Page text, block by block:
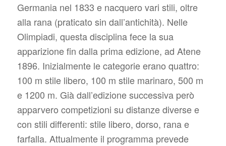
Germania nel 1833 e nacquero vari stili, oltre
alla rana (praticato sin dall’antichità). Nelle
Olimpiadi, questa disciplina fece la sua
apparizione fin dalla prima edizione, ad Atene
1896. Inizialmente le categorie erano quattro:
100 m stile libero, 100 m stile marinaro, 500 m
e 1200 m. Già dall’edizione successiva però
apparvero competizioni su distanze diverse e
con stili differenti: stile libero, dorso, rana e
farfalla. Attualmente il programma prevede